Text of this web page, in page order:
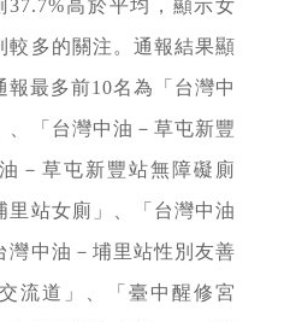
37.7%高於平均，顯示女
較多的關注。通報結果顯
報最多前10名為「台灣中
、「台灣中油－草屯新豐
－草屯新豐站無障礙廁
里站女廁」、「台灣中油
灣中油－埔里站性別友善
流道」、「臺中醒修宮